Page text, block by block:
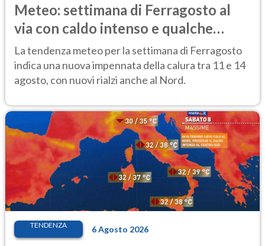
Meteo: settimana di Ferragosto al
via con caldo intenso e qualche
temporale
La tendenza meteo per la settimana di Ferragosto
indica una nuova impennata della calura tra 11 e 14
agosto, con nuovi rialzi anche al Nord.
TENDENZA 6 Agosto 2026